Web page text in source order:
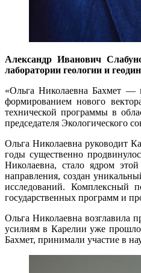
Александр Иванович
лаборатории геологии и
«Ольга Николаевна Бахмет ―
формированием нового
технической программы в
председателя Экологического
Ольга Николаевна руководит
годы существенно
Николаевна, стало ядром
направления, создан
исследований. Комплексный
государственных программ и
Ольга Николаевна возглавила
усилиям в Карелии уже
Бахмет, принимали участие в